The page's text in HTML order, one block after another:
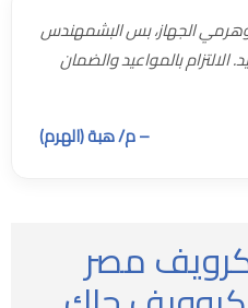
وهرمي الجهاز، بس البشمهندس
بالمواعيد والضمان
– م/ هبة (الهرم)
مصر